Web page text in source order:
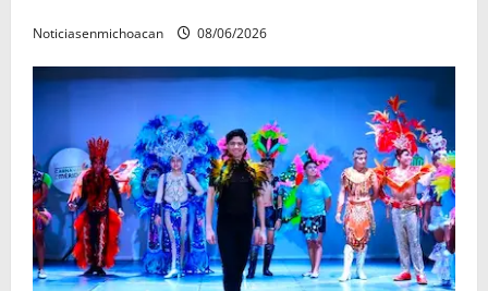
Noticiasenmichoacan 08/06/2026